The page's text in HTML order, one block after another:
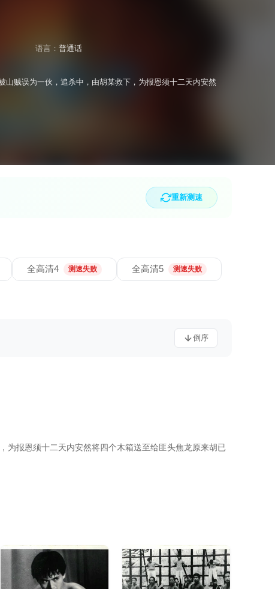
语言： 普通话
山贼误为一伙，追杀中，由胡某救下，为报恩须十二天内安然
重新测速
全高清4 测速失败 全高清5 测速失败
倒序
为报恩须十二天内安然将四个木箱送至给匪头焦龙原来胡已